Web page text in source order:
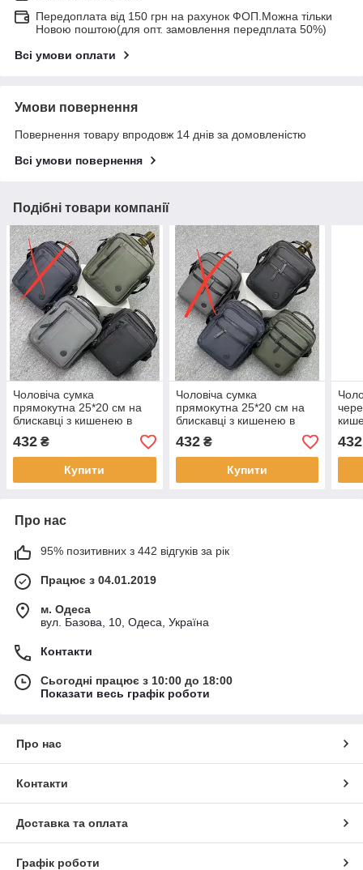
Передоплата від 150 грн на рахунок ФОП.Можна тільки
Новою поштою(для опт. замовлення передплата 50%)
Всі умови оплати
Умови повернення
Повернення товару впродовж 14 днів за домовленістю
Всі умови повернення
Подібні товари компанії
Чоловіча сумка
прямокутна 25*20 см на
блискавці з кишенею в
різних кольорах Bagfon
432 ₴
Купити
Чоловіча сумка
прямокутна 25*20 см на
блискавці з кишенею в
різних кольорах Bagfon
432₴
Купити
432
Про нас
95% позитивних з 442 відгуків за рік
Працює з 04.01.2019
м. Одеса
вул. Базова, 10, Одеса, Україна
Контакти
Сьогодні працює з 10:00 до 18:00
Показати весь графік роботи
Про нас
Контакти
Доставка та оплата
Графік роботи